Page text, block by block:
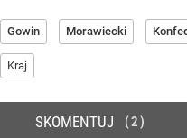
Gowin Morawiecki
Kraj
SKOMENTUJ 2